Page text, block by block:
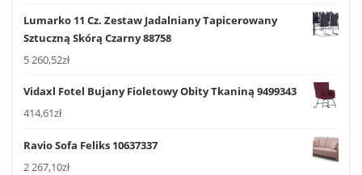
Lumarko 11 Cz. Zestaw Jadalniany Tapicerowany
Sztuczną Skórą Czarny 88758
5 260,52zł
Vidaxl Fotel Bujany Fioletowy Obity Tkaniną 9499343
414,61zł
Ravio Sofa Feliks 10637337
2 267,10zł